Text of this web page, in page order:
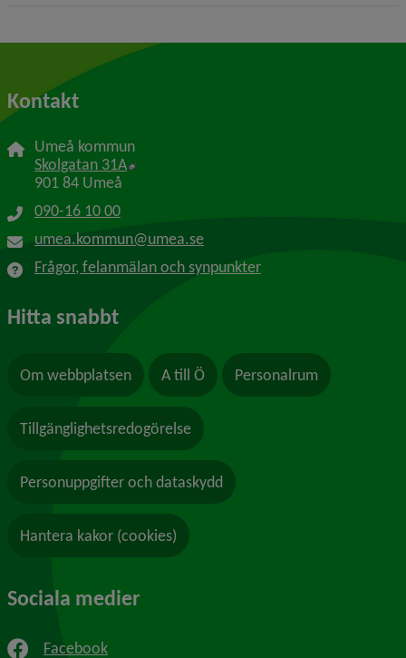
Kontakt
Umeå kommun
Skolgatan 31A Länk till annan webbplats, öppnas i nytt
901 84 Umeå
090-16 10 00
umea.kommun@umea.se
Frågor, felanmälan och synpunkter
Hitta snabbt
Om webbplatsen A till Ö Personalrum
Tillgänglighetsredogörelse
Personuppgifter och dataskydd
Hantera kakor (cookies)
Sociala medier
Facebook